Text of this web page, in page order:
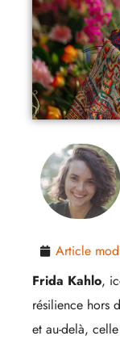
Article
Frida Kahlo,
résilience hors
et au-delà,